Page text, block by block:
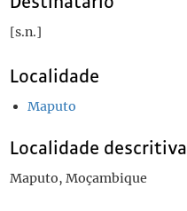
[s.n.]
Localidade
Maputo
Localidade descritiva
Maputo, Moçambique